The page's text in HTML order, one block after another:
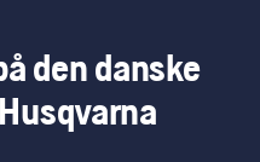
den danske